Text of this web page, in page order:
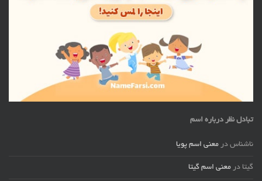
تبادل نظر درباره اسم
ناشناس در معنی اسم پویا
گیتا در معنی اسم گیتا